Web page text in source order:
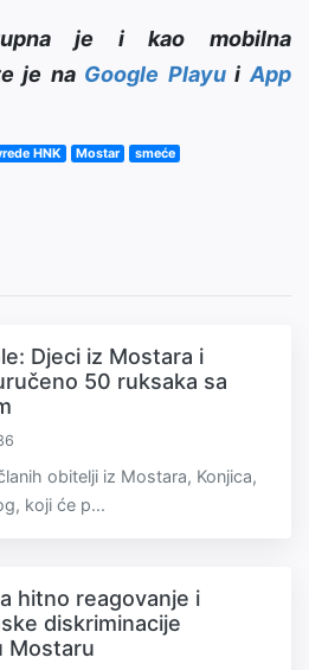
je i kao mobilna
je na Google PlayuiApp
HNK Mostar smeće
Djeci iz Mostara i
50 ruksaka sa
obitelji iz Mostara, Konjica,
koji će p...
hitno reagovanje i
diskriminacije
Mostaru